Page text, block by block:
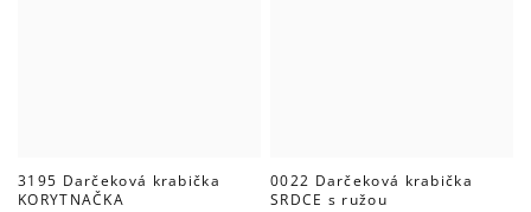
3195 Darčeková krabička
KORYTNAČKA
0022 Darčeková krabička
SRDCE s ružou